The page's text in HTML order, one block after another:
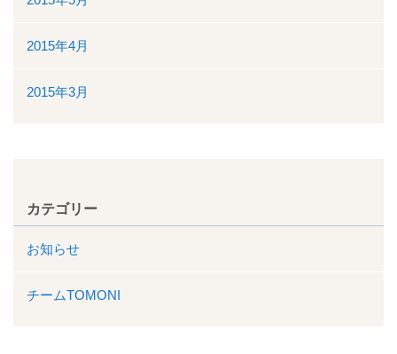
2015年4月
2015年3月
カテゴリー
お知らせ
チームTOMONI